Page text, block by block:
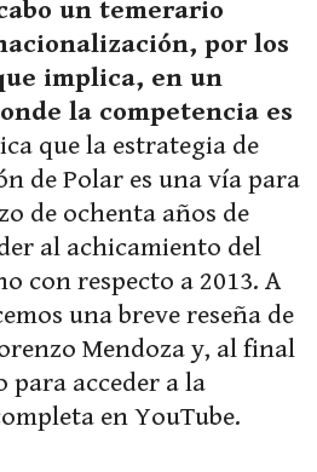
un temerario
por los
implica, en un
la competencia es
que la estrategia de
de Polar es una vía para
de ochenta años de
al achicamiento del
con respecto a 2013. A
una breve reseña de
Mendoza y, al final
para acceder a la
en YouTube.